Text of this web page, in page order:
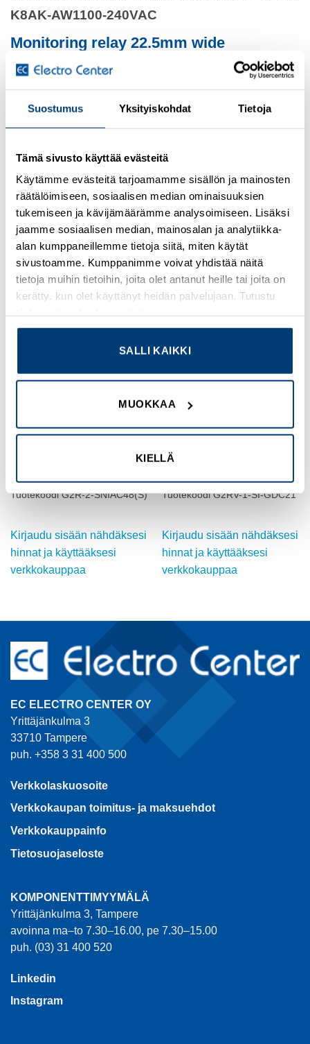
Suostumus Yksityiskohdat Tietoja
Tämä sivusto käyttää evästeitä
Käytämme evästeitä tarjoamamme sisällön ja mainosten
räätälöimiseen, sosiaalisen median ominaisuuksien
tukemiseen ja kävijämäärämme analysoimiseen. Lisäksi
jaamme sosiaalisen median, mainosalan ja analytiikka-
alan kumppaneillemme tietoja siitä, miten käytät
sivustoamme. Kumppanimme voivat yhdistää näitä
tietoja muihin tietoihin, joita olet antanut heille tai joita on
kerätty, kun olet käyttänyt heidän palvelujaan. Tutustu
SALLI KAIKKI
MUOKKAA
KIELLÄ
K8AK-AW1100-240VAC
Monitoring relay 22.5mm wide
Single phase over orunder current 2 to 500mA
verkkokauppaa
Osastot:Omron,Uudet tuotteet
TUTUSTU MYÖS
wishlist
DPDT
Tuotekoodi G2R-2-SNIAC48(S)
Kirjaudu sisään nähdäksesi
hinnat ja käyttääksesi
verkkokauppaa
OMRON
SPDT
Tuotekoodi G2RV-1-SI-GDC21
Kirjaudu sisään nähdäksesi
hinnat ja käyttääksesi
verkkokauppaa
EC ELECTRO CENTER OY
Yrittäjänkulma 3
33710 Tampere
puh. +358 3 31 400 500
Verkkolaskuosoite
Verkkokaupan toimitus- ja maksuehdot
Verkkokauppainfo
Tietosuojaseloste
KOMPONENTTIMYYMÄLÄ
Yrittäjänkulma 3, Tampere
avoinna ma–to 7.30–16.00, pe 7.30–15.00
puh. (03) 31 400 520
Linkedin
Instagram